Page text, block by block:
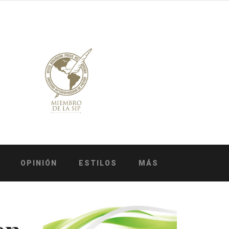
OPINIÓN ESTILOS MÁS